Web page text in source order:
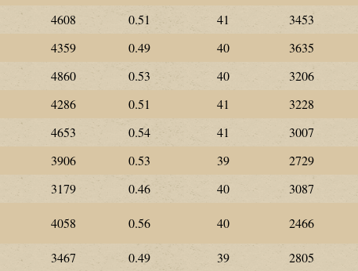
4608 0.51 41 3453
4359 0.49 40 3635
4860 0.53 40 3206
4286 0.51 41 3228
4653 0.54 41 3007
3906 0.53 39 2729
3179 0.46 40 3087
4058 0.56 40 2466
3467 0.49 39 2805